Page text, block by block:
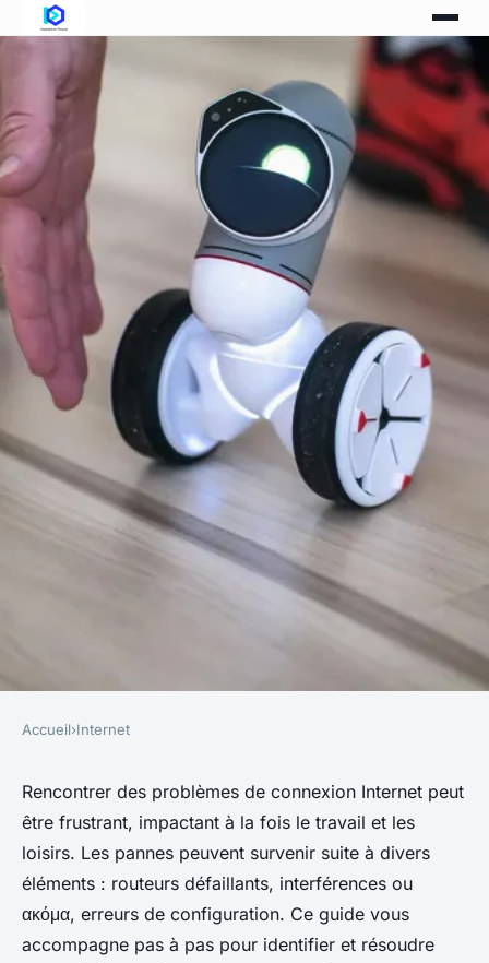
Comment résoudre des
problèmes de connexion
Internet ?
Logan• 9 octobre 2024•7 min de lecture
Accueil›Internet
Rencontrer des problèmes de connexion Internet peut
être frustrant, impactant à la fois le travail et les
loisirs. Les pannes peuvent survenir suite à divers
éléments : routeurs défaillants, interférences ou
ακόμα, erreurs de configuration. Ce guide vous
accompagne pas à pas pour identifier et résoudre